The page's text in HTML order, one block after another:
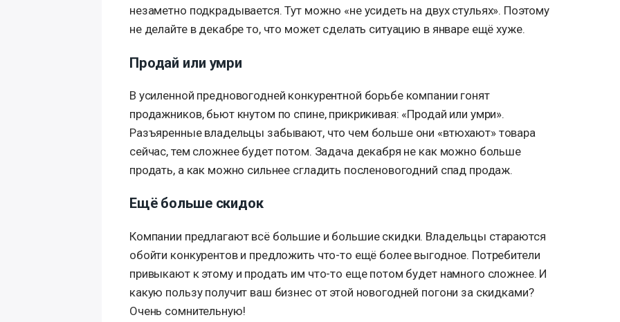
незаметно подкрадывается. Тут можно «не усидеть на двух стульях». Поэтому
не делайте в декабре то, что может сделать ситуацию в январе ещё хуже.
Продай или умри
В усиленной предновогодней конкурентной борьбе компании гонят
продажников, бьют кнутом по спине, прикрикивая: «Продай или умри».
Разъяренные владельцы забывают, что чем больше они «втюхают» товара
сейчас, тем сложнее будет потом. Задача декабря не как можно больше
продать, а как можно сильнее сгладить посленовогодний спад продаж.
Ещё больше скидок
Компании предлагают всё большие и большие скидки. Владельцы стараются
обойти конкурентов и предложить что-то ещё более выгодное. Потребители
привыкают к этому и продать им что-то еще потом будет намного сложнее. И
какую пользу получит ваш бизнес от этой новогодней погони за скидками?
Очень сомнительную!